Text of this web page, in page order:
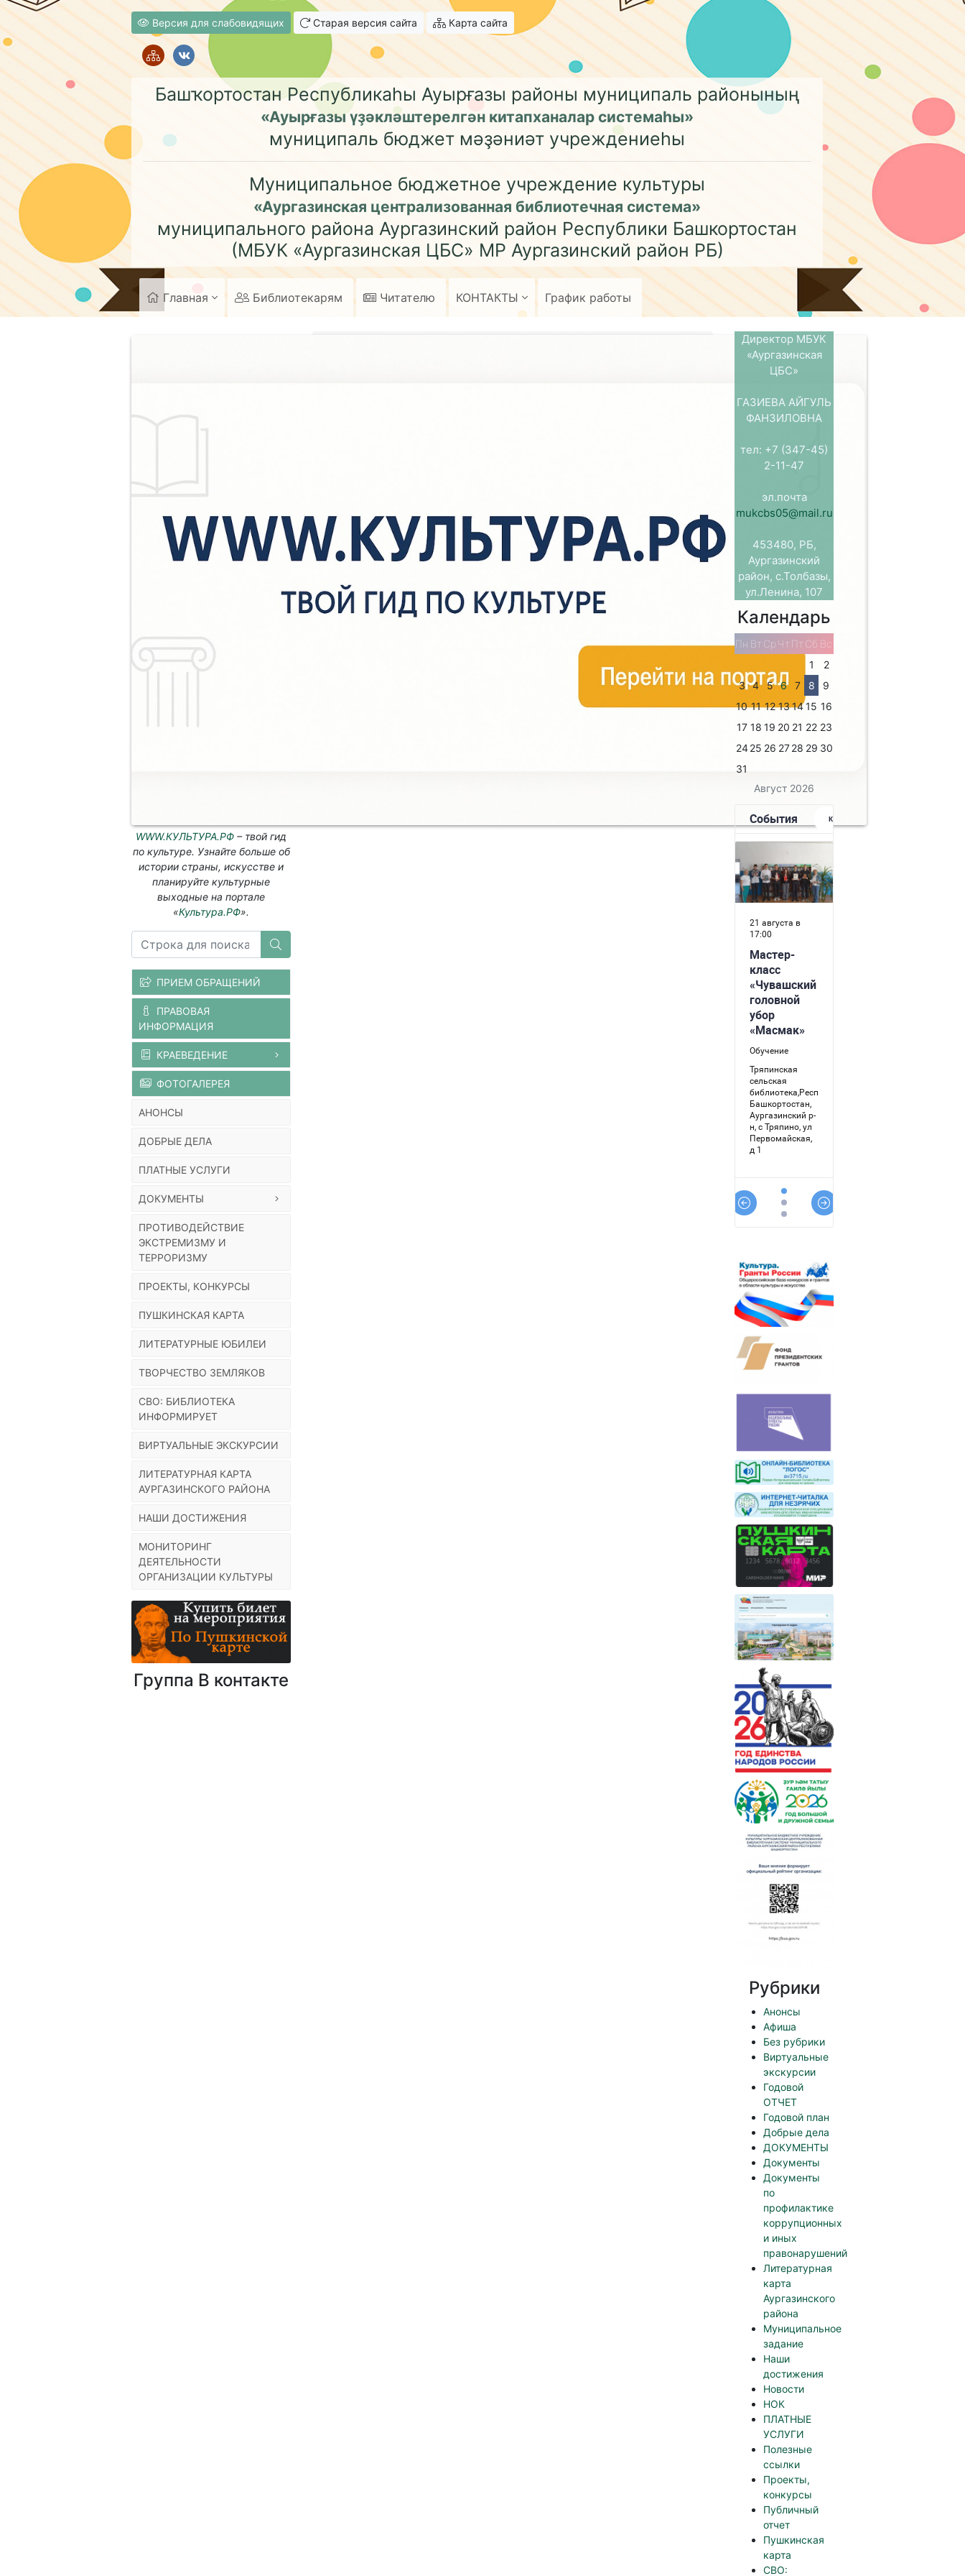
Версия для слабовидящих Старая версия сайта Карта сайта
Башҡортостан Республикаһы Ауырғазы районы муниципаль районының
«Ауырғазы үҙәкләштерелгән китапханалар системаһы»
муниципаль бюджет мәҙәниәт учреждениеһы
Муниципальное бюджетное учреждение культуры
«Аургазинская централизованная библиотечная система»
муниципального района Аургазинский район Республики Башкортостан
(МБУК «Аургазинская ЦБС» МР Аургазинский район РБ)
Главная Библиотекарям Читателю КОНТАКТЫ График работы
WWW.КУЛЬТУРА.РФ – твой гид
по культуре. Узнайте больше об
истории страны, искусстве и
планируйте культурные
выходные на портале
«Культура.РФ».
ПРИЕМ ОБРАЩЕНИЙ
ПРАВОВАЯ
ИНФОРМАЦИЯ
КРАЕВЕДЕНИЕ
ФОТОГАЛЕРЕЯ
АНОНСЫ
ДОБРЫЕ ДЕЛА
ПЛАТНЫЕ УСЛУГИ
ДОКУМЕНТЫ
ПРОТИВОДЕЙСТВИЕ
ЭКСТРЕМИЗМУ И
ТЕРРОРИЗМУ
ПРОЕКТЫ, КОНКУРСЫ
ПУШКИНСКАЯ КАРТА
ЛИТЕРАТУРНЫЕ ЮБИЛЕИ
ТВОРЧЕСТВО ЗЕМЛЯКОВ
СВО: БИБЛИОТЕКА
ИНФОРМИРУЕТ
ВИРТУАЛЬНЫЕ ЭКСКУРСИИ
ЛИТЕРАТУРНАЯ КАРТА
АУРГАЗИНСКОГО РАЙОНА
НАШИ ДОСТИЖЕНИЯ
МОНИТОРИНГ
ДЕЯТЕЛЬНОСТИ
ОРГАНИЗАЦИИ КУЛЬТУРЫ
Группа В контакте
информации учащимся роздали памятки: «Жизнь над пропастью», «Сообщи,
где торгуют наркотиками». Также в библиотеке оформлена книжная выставка
— предупреждение «Знать, чтобы уберечь себя».
Директор МБУК
«Аургазинская
ЦБС»
ГАЗИЕВА АЙГУЛЬ
ФАНЗИЛОВНА
тел: +7 (347-45)
2-11-47
эл.почта
mukcbs05@mail.ru
453480, РБ,
Аургазинский
район, с.Толбазы,
ул.Ленина, 107
Календарь
Август 2026
Пн Вт Ср Чт Пт Сб Вс
1
2
3
4 5 6 7 8
9
10 11 12 1314 15 16
17 18 19 20 21 22 23
24 25 26 27 28 29 30
31
Рубрики
Анонсы
Афиша
Без рубрики
Виртуальные
экскурсии
Годовой
ОТЧЕТ
Годовой план
Добрые дела
ДОКУМЕНТЫ
Документы
Документы
по
профилактике
коррупционных
и иных
правонарушений
Литературная
карта
Аургазинского
района
Муниципальное
задание
Наши
достижения
Новости
НОК
ПЛАТНЫЕ
УСЛУГИ
Полезные
ссылки
Проекты,
конкурсы
Публичный
отчет
Пушкинская
карта
СВО: